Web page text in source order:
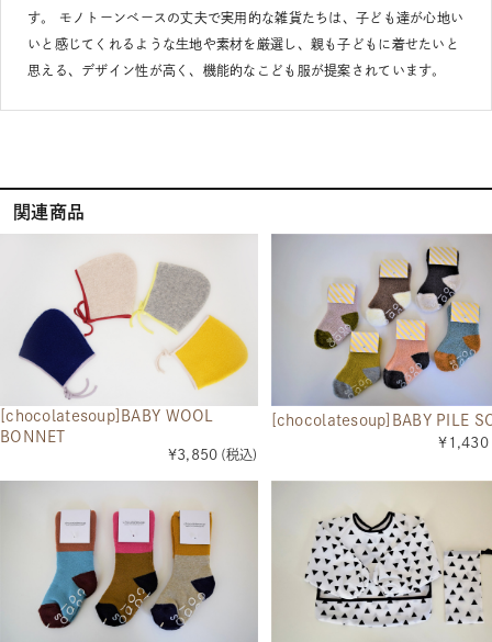
す。 モノトーンベースの丈夫で実用的な雑貨たちは、子ども達が心地い
いと感じてくれるような生地や素材を厳選し、親も子どもに着せたいと
思える、デザイン性が高く、機能的なこども服が提案されています。
関連商品
[chocolatesoup]BABY WOOL
BONNET
¥3,850 (税込)
[chocolatesoup]BABY PILE
¥1,430